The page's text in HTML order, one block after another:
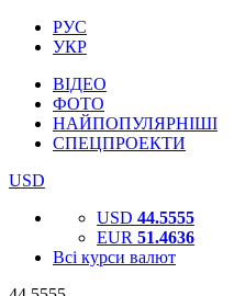
РУС
УКР
ВІДЕО
ФОТО
НАЙПОПУЛЯРНІШІ
СПЕЦПРОЕКТИ
USD
USD 44.5555
EUR 51.4636
Всі курси валют